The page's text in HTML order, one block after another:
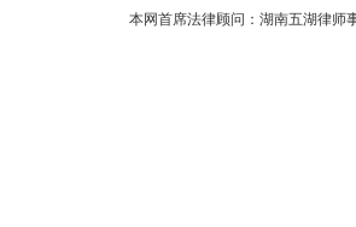
本网首席法律顾问：湖南五湖律师